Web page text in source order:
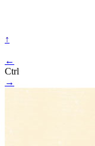
↑
←
Ctrl
→